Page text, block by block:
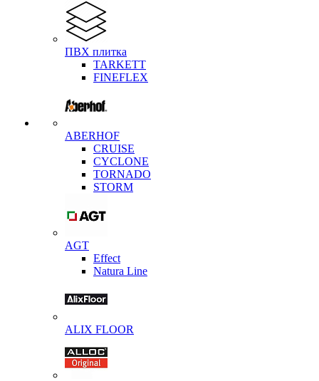
ПВХ плитка
TARKETT
FINEFLEX
ABERHOF
CRUISE
CYCLONE
TORNADO
STORM
AGT
Effect
Natura Line
ALIX FLOOR